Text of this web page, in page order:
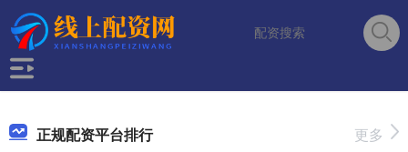
正规配资平台排行 更多